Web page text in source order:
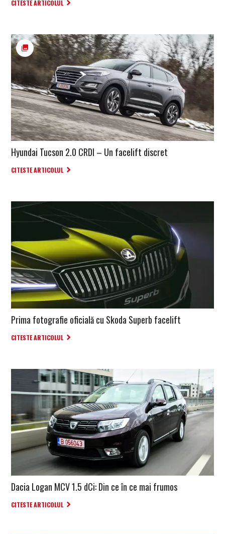
CITESTE ARTICOLUL
Hyundai Tucson 2.0 CRDI – Un facelift discret
CITESTE ARTICOLUL
Prima fotografie oficială cu Skoda Superb facelift
CITESTE ARTICOLUL
Dacia Logan MCV 1.5 dCi: Din ce în ce mai frumos
CITESTE ARTICOLUL